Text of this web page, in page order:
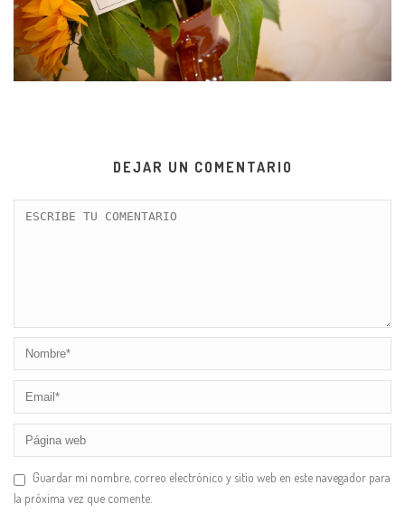
DEJAR UN COMENTARIO
Guardar mi nombre, correo electrónico y sitio web en este navegador para
la próxima vez que comente.